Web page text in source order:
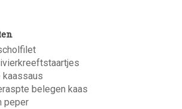
kaassaus
belegen kaas
peper